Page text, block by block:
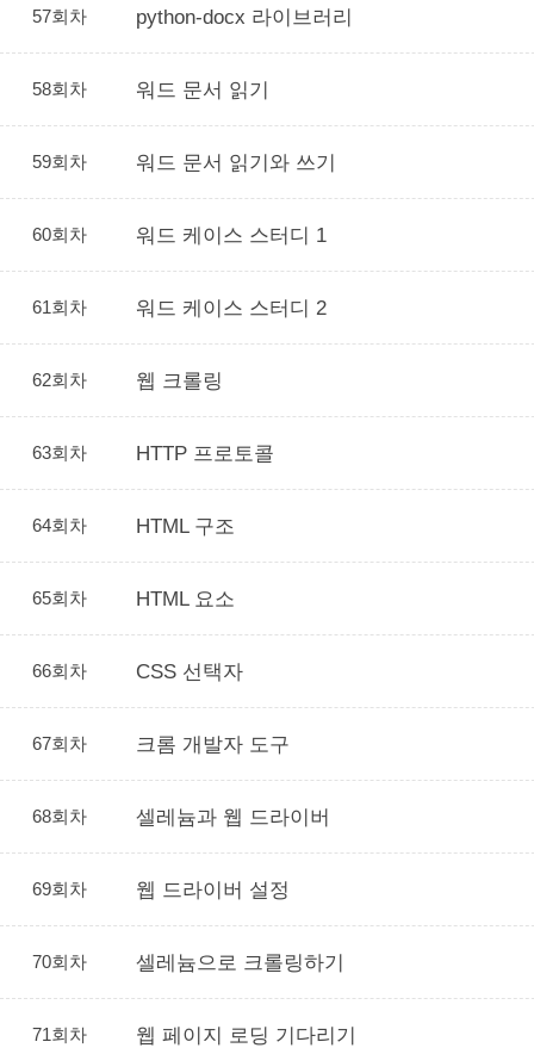
57회차 python-docx 라이브러리
58회차 워드 문서 읽기
59회차 워드 문서 읽기와 쓰기
60회차 워드 케이스 스터디 1
61회차 워드 케이스 스터디 2
62회차 웹 크롤링
63회차 HTTP 프로토콜
64회차 HTML 구조
65회차 HTML 요소
66회차 CSS 선택자
67회차 크롬 개발자 도구
68회차 셀레늄과 웹 드라이버
69회차 웹 드라이버 설정
70회차 셀레늄으로 크롤링하기
71회차 웹 페이지 로딩 기다리기